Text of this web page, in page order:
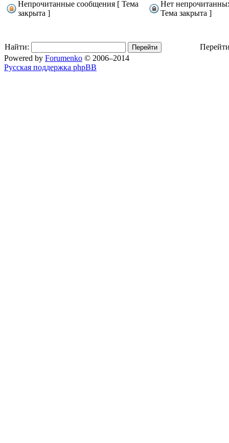
Непрочитанные сообщения [ Тема
закрыта ]
Нет
Тема закрыта ]
Найти:
Powered by Forumenko © 2006–2014
Русская поддержка phpBB